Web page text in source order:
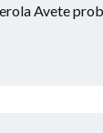
Avete